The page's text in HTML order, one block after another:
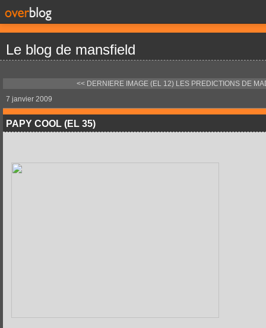
Le blog de mansfield
<< DERNIERE IMAGE (EL 12) LES PREDICTIONS DE
7 janvier 2009
PAPY COOL (EL 35)